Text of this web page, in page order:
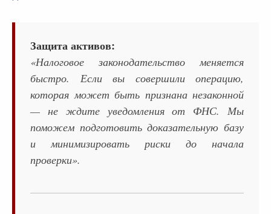
Защита активов:
«Налоговое законодательство меняется
быстро. Если вы совершили операцию,
которая может быть признана незаконной
— не ждите уведомления от ФНС. Мы
поможем подготовить доказательную базу
и минимизировать риски до начала
проверки».